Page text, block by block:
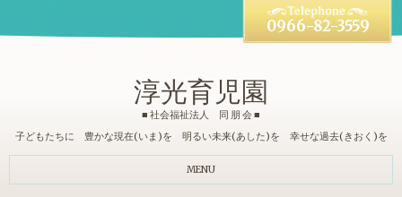
淳光育児園
■ 社会福祉法人 同 朋 会 ■
子どもたちに 豊かな現在(いま)を 明るい未来(あした)を 幸せな過去(きおく)を
0966-82-3559
MENU